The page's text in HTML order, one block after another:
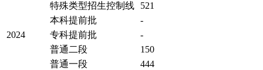
2024
特殊类型招生控制线
521
本科提前批
-
专科提前批
-
普通二段
150
普通一段
444